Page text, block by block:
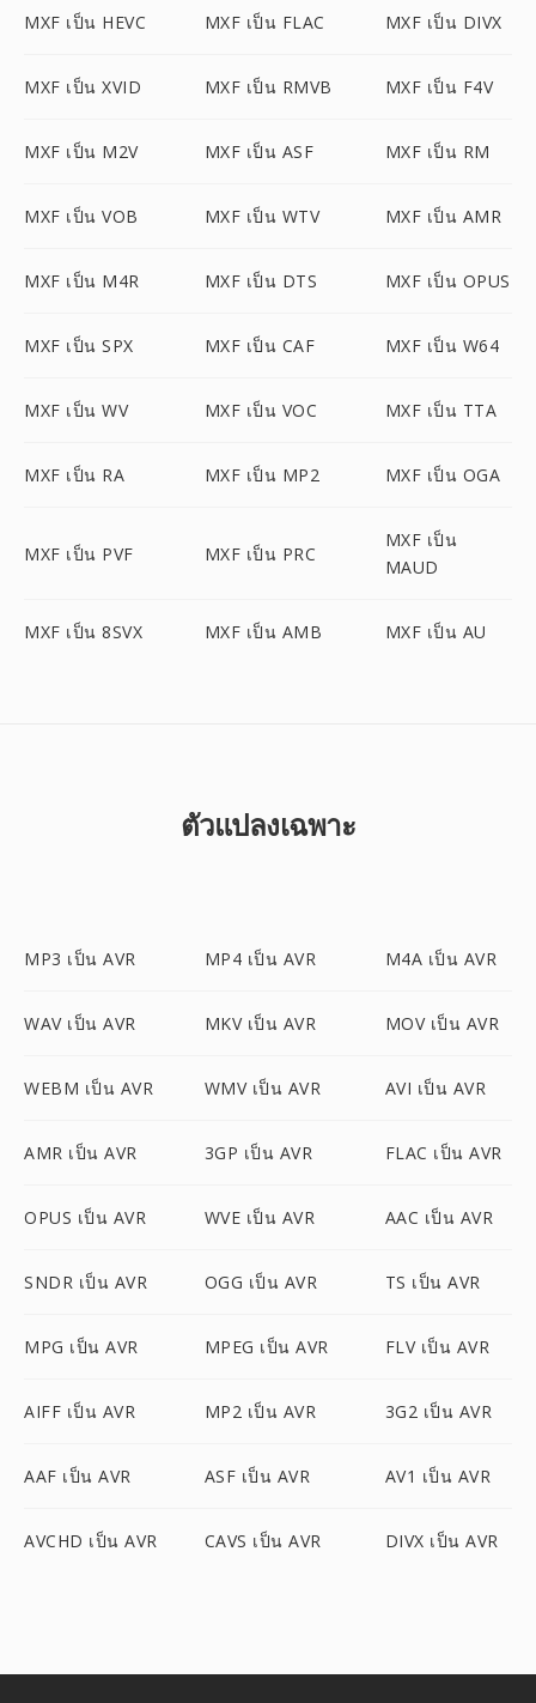
MXF เป็น HEVC MXF เป็น FLAC MXF เป็น DIVX
MXF เป็น XVID MXF เป็น RMVB MXF เป็น F4V
MXF เป็น M2V MXF เป็น ASF MXF เป็น RM
MXF เป็น VOB MXF เป็น WTV MXF เป็น AMR
MXF เป็น M4R MXF เป็น DTS MXF เป็น OPUS
MXF เป็น SPX MXF เป็น CAF MXF เป็น W64
MXF เป็น WV MXF เป็น VOC MXF เป็น TTA
MXF เป็น RA MXF เป็น MP2 MXF เป็น OGA
MXF เป็น PVF MXF เป็น PRC
MXF เป็น
MAUD
MXF เป็น 8SVX MXF เป็น AMB MXF เป็น AU
ตัวแปลงเฉพาะ
MP3 เป็น AVR MP4 เป็น AVR M4A เป็น AVR
WAV เป็น AVR MKV เป็น AVR MOV เป็น AVR
WEBM เป็น AVR WMV เป็น AVR AVI เป็น AVR
AMR เป็น AVR 3GP เป็น AVR FLAC เป็น AVR
OPUS เป็น AVR WVE เป็น AVR AAC เป็น AVR
SNDR เป็น AVR OGG เป็น AVR TS เป็น AVR
MPG เป็น AVR MPEG เป็น AVR FLV เป็น AVR
AIFF เป็น AVR MP2 เป็น AVR 3G2 เป็น AVR
AAF เป็น AVR ASF เป็น AVR AV1 เป็น AVR
AVCHD เป็น AVR CAVS เป็น AVR DIVX เป็น AVR